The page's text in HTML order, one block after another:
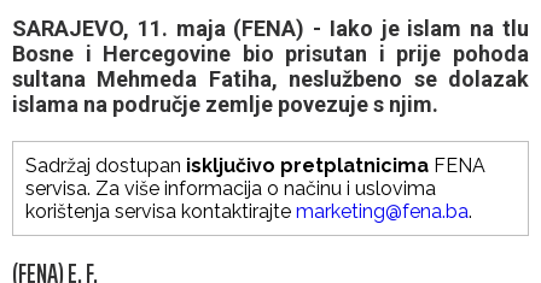
SARAJEVO, 11. maja (FENA) - Iako je islam na tlu
Bosne i Hercegovine bio prisutan i prije pohoda
sultana Mehmeda Fatiha, neslužbeno se dolazak
islama na područje zemlje povezuje s njim.
Sadržaj dostupan isključivo pretplatnicima FENA
servisa. Za više informacija o načinu i uslovima
korištenja servisa kontaktirajte marketing@fena.ba.
(FENA) E. F.